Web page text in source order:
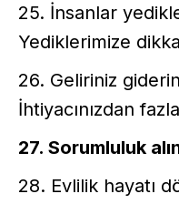
25. İnsanlar
Yediklerimize
26. Geliriniz
İhtiyacınızdan
27. Sorumluluk
28. Evlilik hayatı